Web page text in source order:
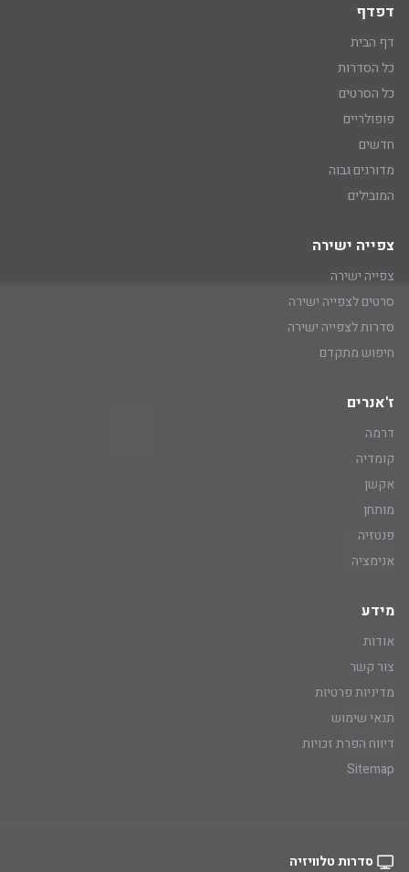
דפדף
דף הבית
כל הסדרות
כל הסרטים
פופולריים
חדשים
מדורגים גבוה
המובילים
צפייה ישירה
צפייה ישירה
סרטים לצפייה ישירה
סדרות לצפייה ישירה
חיפוש מתקדם
ז'אנרים
דרמה
קומדיה
אקשן
מותחן
פנטזיה
אנימציה
מידע
אודות
צור קשר
מדיניות פרטיות
תנאי שימוש
דיווח הפרת זכויות
Sitemap
סדרות טלוויזיה